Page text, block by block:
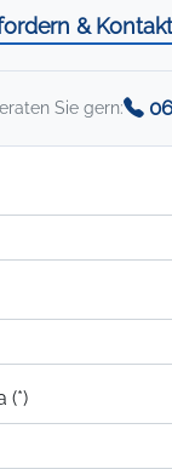
&
Sie gern:
(*)